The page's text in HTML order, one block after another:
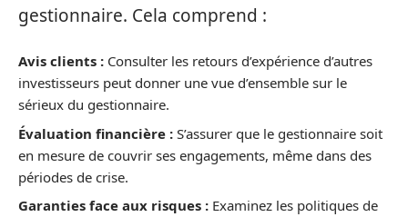
gestionnaire. Cela comprend :
Avis clients : Consulter les retours d’expérience d’autres
investisseurs peut donner une vue d’ensemble sur le
sérieux du gestionnaire.
Évaluation financière : S’assurer que le gestionnaire soit
en mesure de couvrir ses engagements, même dans des
périodes de crise.
Garanties face aux risques : Examinez les politiques de